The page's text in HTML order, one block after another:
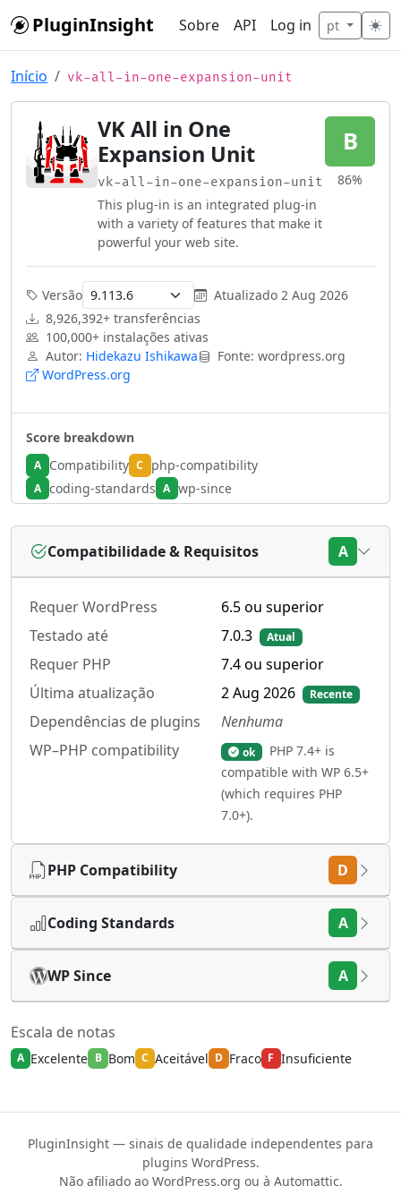
PluginInsight Sobre API Log in pt
Início vk-all-in-one-expansion-unit
VK All in One
Expansion Unit
vk-all-in-one-expansion-unit
This plug-in is an integrated plug-in
with a variety of features that make it
powerful your web site.
B
86%
Versão Atualizado 2 Aug 2026
8,926,392+ transferências
100,000+ instalações ativas
Autor: Hidekazu Ishikawa
Fonte: wordpress.org
WordPress.org
Score breakdown
A Compatibility C php-compatibility
A coding-standards A wp-since
Compatibilidade & Requisitos A
Requer WordPress
6.5 ou superior
Testado até
7.0.3 Atual
Requer PHP
7.4 ou superior
Última atualização
2 Aug 2026 Recente
Dependências de plugins
Nenhuma
WP–PHP compatibility
ok
PHP 7.4+ is
compatible with WP 6.5+
(which requires PHP
7.0+).
PHP Compatibility D
Coding Standards A
WP Since A
Escala de notas
A Excelente B Bom C Aceitável D Fraco F Insuficiente
PluginInsight — sinais de qualidade independentes para
plugins WordPress.
Não afiliado ao WordPress.org ou à Automattic.